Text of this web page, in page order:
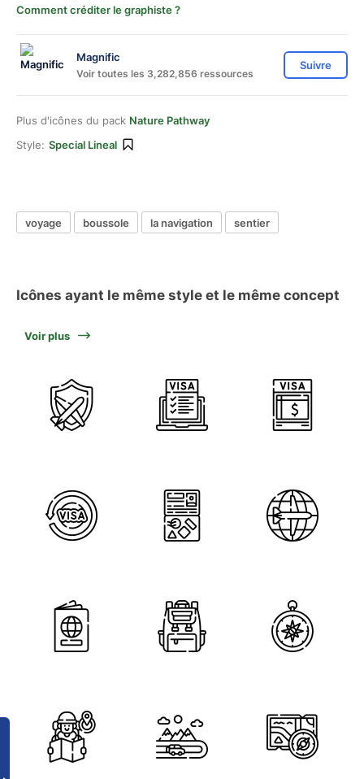
Comment créditer le graphiste ?
Magnific
Voir toutes les 3,282,856 ressources
Suivre
Plus d'icônes du pack Nature Pathway
Style: Special Lineal
voyage boussole la navigation sentier
Icônes ayant le même style et le même concept
Voir plus